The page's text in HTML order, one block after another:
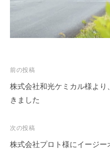
投
稿
ナ
ゲ
ー
前の投稿
株式会社和光ケミカル様よ
きました
次の投稿
株式会社プロト様にイージ